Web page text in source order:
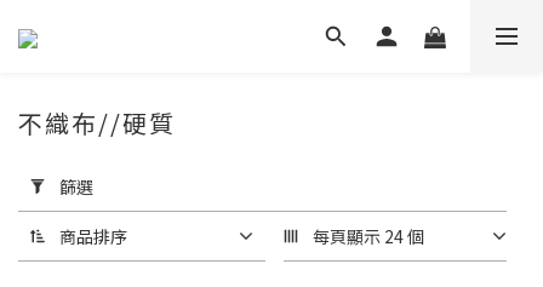
用
篩
選
(0/20)
不織布//硬質
篩選
商品排序 每頁顯示 24 個